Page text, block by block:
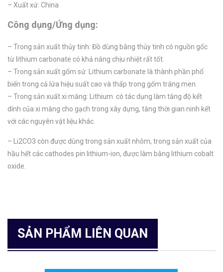
– Xuất xứ: China
Công dụng/Ứng dụng:
– Trong sản xuất thủy tinh: Đồ dùng bằng thủy tinh có nguồn gốc
từ lithium carbonate có khả năng chịu nhiệt rất tốt.
– Trong sản xuất gốm sứ: Lithium carbonate là thành phần phổ
biến trong cả lửa hiệu suất cao và thấp trong gốm tráng men.
– Trong sản xuất xi măng: Lithium có tác dụng làm tăng độ kết
dính của xi măng cho gạch trong xây dựng, tăng thời gian ninh kết
với các nguyên vật liệu khác.
– Li2CO3 còn được dùng trong sản xuất nhôm, trong sản xuất của
hầu hết các cathodes pin lithium-ion, được làm bằng lithium cobalt
oxide.
SẢN PHẨM LIÊN QUAN